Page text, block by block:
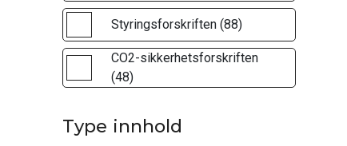
Styringsforskriften (88)
CO2-sikkerhetsforskriften
(48)
Type innhold